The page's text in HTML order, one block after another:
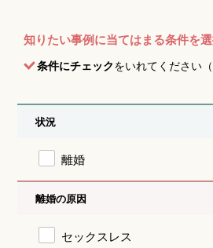
知りたい事例に当てはまる条件を
条件にチェックをいれてください
状況
離婚
離婚の原因
セックスレス